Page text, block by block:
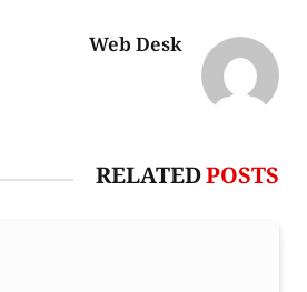
Web Desk
RELATEDPOSTS